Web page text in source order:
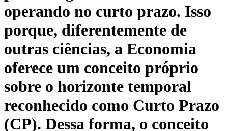
operando no curto prazo. Isso
porque, diferentemente de
outras ciências, a Economia
oferece um conceito próprio
sobre o horizonte temporal
reconhecido como Curto Prazo
(CP). Dessa forma, o conceito